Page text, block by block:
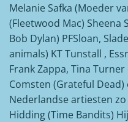
Melanie Safka (Moeder
(Fleetwood Mac) Sheena
Bob Dylan) PFSloan,
animals) KT Tunstall ,
Frank Zappa, Tina
Comsten (Grateful
Nederlandse artiesten
Hidding (Time Bandits)